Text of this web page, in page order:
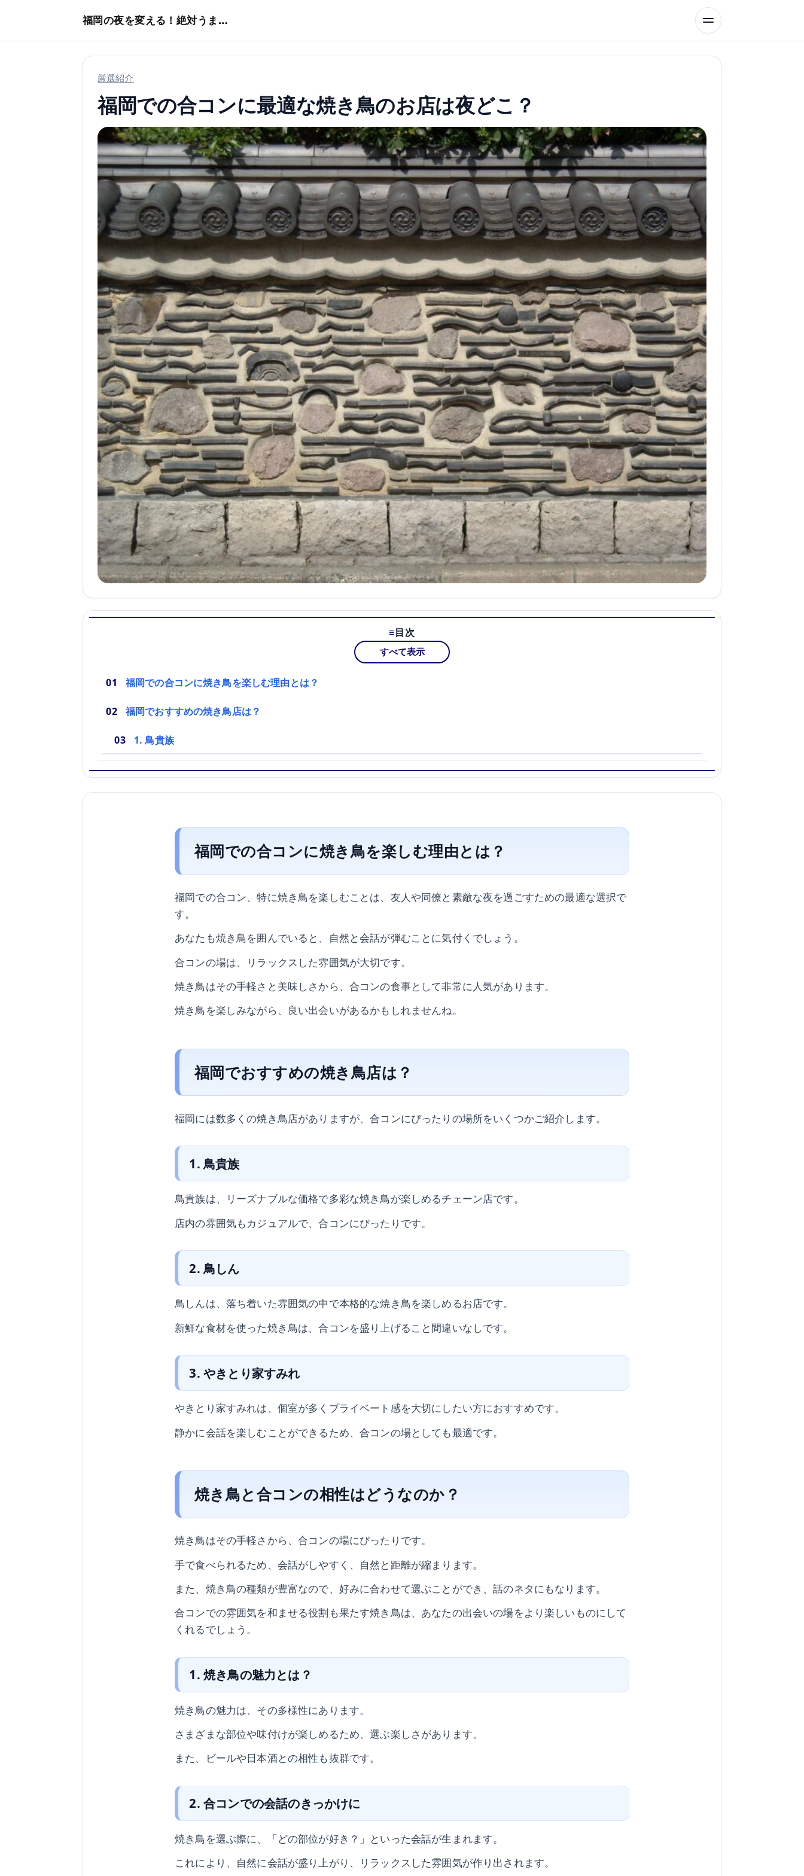
福岡の夜を変える！絶対うまい店
厳選紹介
福岡での合コンに最適な焼き鳥のお店は夜どこ？
目次
すべて表示
福岡での合コンに焼き鳥を楽しむ理由とは？
福岡でおすすめの焼き鳥店は？
1. 鳥貴族
福岡での合コンに焼き鳥を楽しむ理由とは？
福岡での合コン、特に焼き鳥を楽しむことは、友人や同僚と素敵な夜を過ごすための最適な選択で
す。
あなたも焼き鳥を囲んでいると、自然と会話が弾むことに気付くでしょう。
合コンの場は、リラックスした雰囲気が大切です。
焼き鳥はその手軽さと美味しさから、合コンの食事として非常に人気があります。
焼き鳥を楽しみながら、良い出会いがあるかもしれませんね。
福岡でおすすめの焼き鳥店は？
福岡には数多くの焼き鳥店がありますが、合コンにぴったりの場所をいくつかご紹介します。
1. 鳥貴族
鳥貴族は、リーズナブルな価格で多彩な焼き鳥が楽しめるチェーン店です。
店内の雰囲気もカジュアルで、合コンにぴったりです。
2. 鳥しん
鳥しんは、落ち着いた雰囲気の中で本格的な焼き鳥を楽しめるお店です。
新鮮な食材を使った焼き鳥は、合コンを盛り上げること間違いなしです。
3. やきとり家すみれ
やきとり家すみれは、個室が多くプライベート感を大切にしたい方におすすめです。
静かに会話を楽しむことができるため、合コンの場としても最適です。
焼き鳥と合コンの相性はどうなのか？
焼き鳥はその手軽さから、合コンの場にぴったりです。
手で食べられるため、会話がしやすく、自然と距離が縮まります。
また、焼き鳥の種類が豊富なので、好みに合わせて選ぶことができ、話のネタにもなります。
合コンでの雰囲気を和ませる役割も果たす焼き鳥は、あなたの出会いの場をより楽しいものにして
くれるでしょう。
1. 焼き鳥の魅力とは？
焼き鳥の魅力は、その多様性にあります。
さまざまな部位や味付けが楽しめるため、選ぶ楽しさがあります。
また、ビールや日本酒との相性も抜群です。
2. 合コンでの会話のきっかけに
焼き鳥を選ぶ際に、「どの部位が好き？」といった会話が生まれます。
これにより、自然に会話が盛り上がり、リラックスした雰囲気が作り出されます。